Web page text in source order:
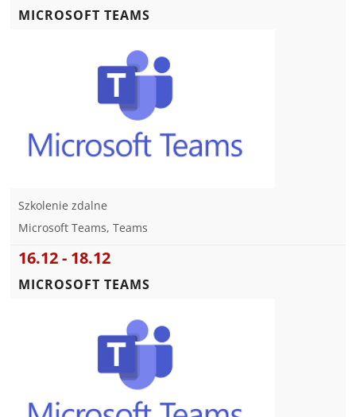
MICROSOFT TEAMS
Szkolenie zdalne
Microsoft Teams, Teams
16.12 - 18.12
MICROSOFT TEAMS